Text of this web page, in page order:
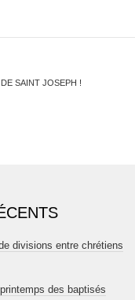
SAINT JOSEPH !
divisions entre chrétiens
des baptisés